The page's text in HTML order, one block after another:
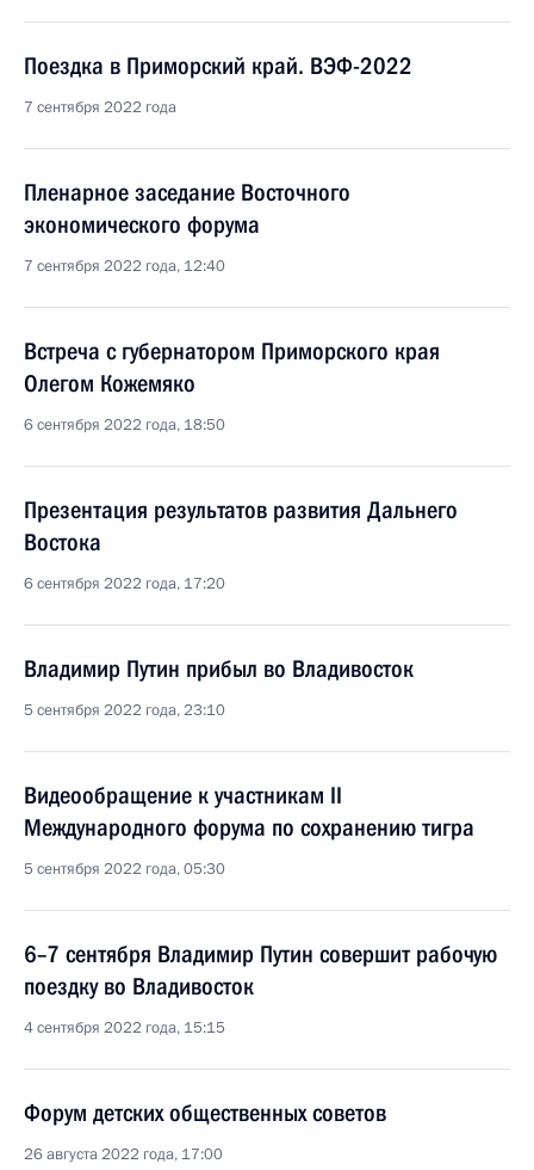
Поездка в Приморский край. ВЭФ-2022
7 сентября 2022 года
Пленарное заседание Восточного
экономического форума
7 сентября 2022 года, 12:40
Встреча с губернатором Приморского края
Олегом Кожемяко
6 сентября 2022 года, 18:50
Презентация результатов развития Дальнего
Востока
6 сентября 2022 года, 17:20
Владимир Путин прибыл во Владивосток
5 сентября 2022 года, 23:10
Видеообращение к участникам II
Международного форума по сохранению тигра
5 сентября 2022 года, 05:30
6–7 сентября Владимир Путин совершит рабочую
поездку во Владивосток
4 сентября 2022 года, 15:15
Форум детских общественных советов
26 августа 2022 года, 17:00